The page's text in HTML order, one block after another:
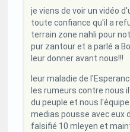
je viens de voir un vidéo
toute confiance qu'il a
terrain zone nahli pour
pur zantour et a parlé a
leur donner avant nous!!!
leur maladie de
les rumeurs contre nous
du peuple et nous
medias pousse avec eux
falsifié 10 mleyen et